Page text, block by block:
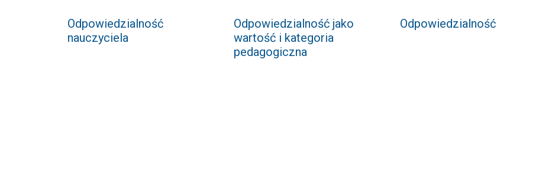
Odpowiedzialność
nauczyciela
Odpowiedzialność jako
wartość i kategoria
pedagogiczna
Odpowiedzialność